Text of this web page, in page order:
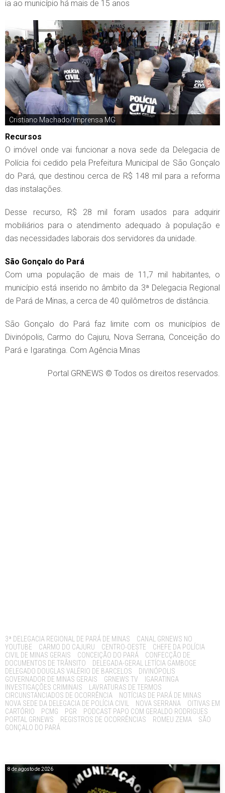
ia ao município há mais de 15 anos
Cristiano Machado/Imprensa MG
Recursos
O imóvel onde vai funcionar a nova sede da Delegacia de
Polícia foi cedido pela Prefeitura Municipal de São Gonçalo
do Pará, que destinou cerca de R$ 148 mil para a reforma
das instalações.
Desse recurso, R$ 28 mil foram usados para adquirir
mobiliários para o atendimento adequado à população e
das necessidades laborais dos servidores da unidade.
São Gonçalo do Pará
Com uma população de mais de 11,7 mil habitantes, o
município está inserido no âmbito da 3ª Delegacia Regional
de Pará de Minas, a cerca de 40 quilômetros de distância.
São Gonçalo do Pará faz limite com os municípios de
Divinópolis, Carmo do Cajuru, Nova Serrana, Conceição do
Pará e Igaratinga. Com Agência Minas
Portal GRNEWS © Todos os direitos reservados.
Tags:
3ª DELEGACIA REGIONAL DE PARÁ DE MINAS
CANAL GRNEWS NO
YOUTUBE
CARMO DO CAJURU CENTRO-OESTE
CHEFE DA POLÍCIA
CIVIL DE MINAS GERAIS
CONCEIÇÃO DO PARÁ
CONFECÇÃO DE
DOCUMENTOS DE TRÂNSITO
DELEGADA-GERAL LETÍCIA GAMBOGE
DELEGADO DOUGLAS VALÉRIO DE BARCELOS
DIVINÓPOLIS
GOVERNADOR DE MINAS GERAIS
GRNEWS TV
IGARATINGA
INVESTIGAÇÕES CRIMINAIS
LAVRATURAS DE TERMOS
CIRCUNSTANCIADOS DE OCORRÊNCIA
NOTÍCIAS DE PARÁ DE MINAS
NOVA SEDE DA DELEGACIA DE POLÍCIA CIVIL
NOVA SERRANA
OITIVAS EM
CARTÓRIO
PCMG PGR
PODCAST PAPO COM GERALDO RODRIGUES
PORTAL GRNEWS
REGISTROS DE OCORRÊNCIAS ROMEU ZEMA
SÃO
GONÇALO DO PARÁ
8 de agosto de 2026